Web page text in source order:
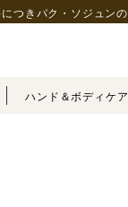
つきパク・ソジュンの
ハンド＆ボディケア